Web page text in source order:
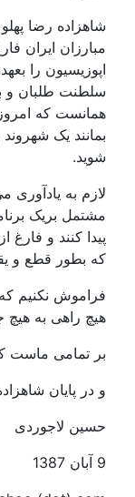
شاهزاده رضا
مبارزان ایران
اپوزیسیون را
سلطنت طلبان و
همانست که
بمانند یک
شوید.
لازم به
مشتمل بریک
پیدا کنند و
که بطور قطع و
فراموش نکنیم که
هیچ راهی به هیچ
بر تمامی ماست
و در پایان
حسین لاجوردی
9 آبان 1387